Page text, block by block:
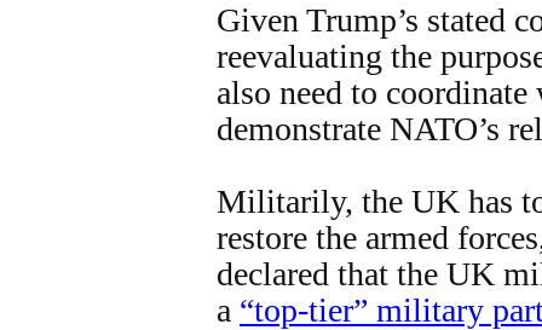
Given Trump’s stated
reevaluating the
also need to
demonstrate NATO’s
Militarily, the UK has
restore the armed
declared that the UK
a “top-tier” military